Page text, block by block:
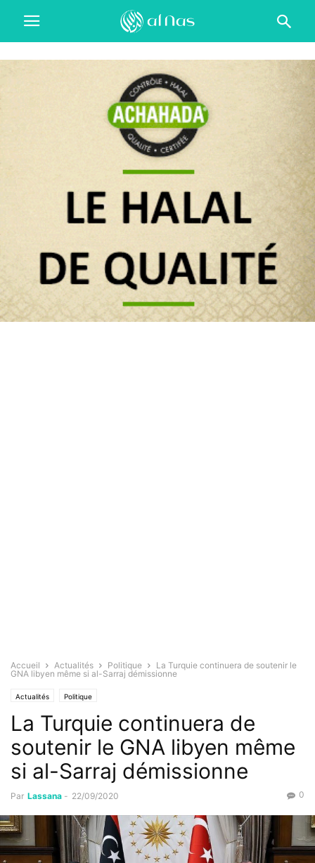
Accueil Actualités Politique
La Turquie continuera de soutenir le
GNA libyen même si al-Sarraj démissionne
Actualités Politique
La Turquie continuera de
soutenir le GNA libyen même
si al-Sarraj démissionne
Par Lassana - 22/09/2020 0